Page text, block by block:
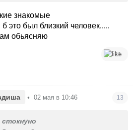
знакомые
это был близкий человек.....
обьясняю
11
• 02 мая в 10:46 13
стокнуно